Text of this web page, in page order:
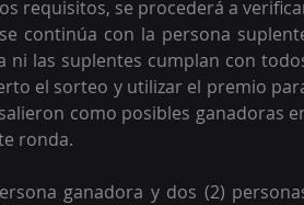
requisitos, se procederá a
continúa con la persona
ni las suplentes cumplan con
el sorteo y utilizar el premio
como posibles ganadoras
ronda.
ganadora y dos (2)